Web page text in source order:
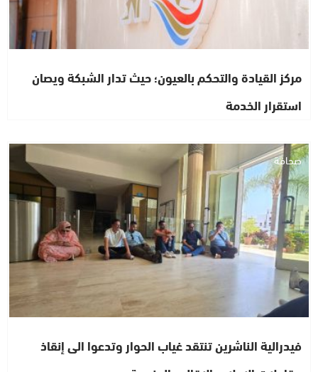
مركز القيادة والتحكم بالعيون؛ حيث تدار الشبكة ويصان
استقرار الخدمة
صحافة
فيدرالية الناشرين تنتقد غياب الحوار وتدعوا الى إنقاذ